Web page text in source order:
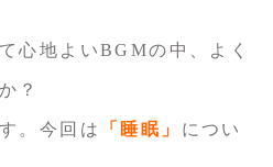
心地よいBGMの中、よく
？
。今回は 「睡眠」 につい